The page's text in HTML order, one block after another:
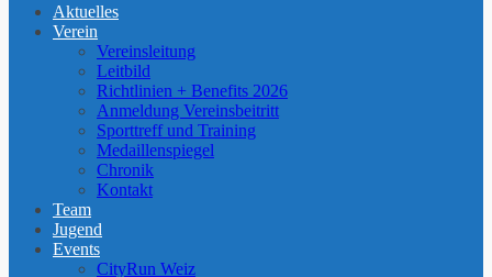
Aktuelles
Verein
Vereinsleitung
Leitbild
Richtlinien + Benefits 2026
Anmeldung Vereinsbeitritt
Sporttreff und Training
Medaillenspiegel
Chronik
Kontakt
Team
Jugend
Events
CityRun Weiz